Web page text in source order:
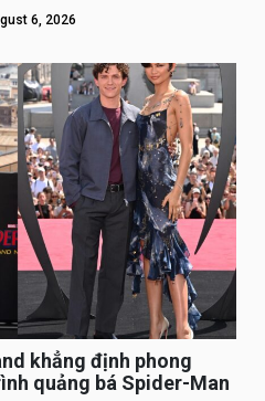
6, 2026
khẳng định phong
quảng bá Spider-Man